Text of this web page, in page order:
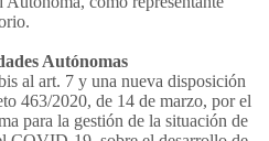
Autónomas
al art. 7 y una nueva disposición
463/2020, de 14 de marzo, por el
para la gestión de la situación de